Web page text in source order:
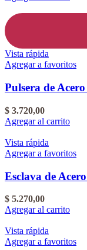
Vista rápida
Agregar a favoritos
Pulsera de
$ 3.720,00
Agregar al carrito
Vista rápida
Agregar a favoritos
Esclava de
$ 5.270,00
Agregar al carrito
Vista rápida
Agregar a favoritos